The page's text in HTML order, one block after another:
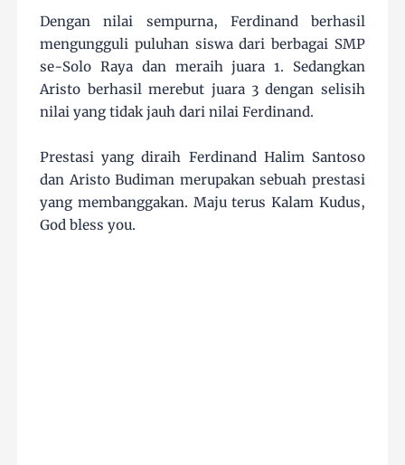
Dengan nilai sempurna, Ferdinand berhasil
mengungguli puluhan siswa dari berbagai SMP
se-Solo Raya dan meraih juara 1. Sedangkan
Aristo berhasil merebut juara 3 dengan selisih
nilai yang tidak jauh dari nilai Ferdinand.
Prestasi yang diraih Ferdinand Halim Santoso
dan Aristo Budiman merupakan sebuah prestasi
yang membanggakan. Maju terus Kalam Kudus,
God bless you.